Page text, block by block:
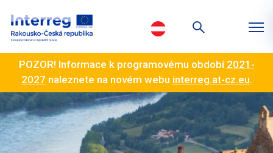
POZOR! Informace k programovému období 2021-
2027 naleznete na novém webu interreg.at-cz.eu.